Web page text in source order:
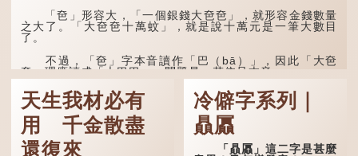
許多人對這上半句耳熟
能詳，但它其實還有下半句
「夿」形容大，「一個銀錢大夿夿」，就形容金錢數量
之大了。「大夿夿十萬蚊」，就是說十萬元是一筆大數目
了。
不過，「夿」字本音讀作「巴（bā）」，因此「大夿
夿」理應讀成「大巴巴」。問題是，若依足本音，...
天生我材必有
用 千金散盡
還復來
冷僻字系列｜
贔屭
「贔屭」這二字是甚麼